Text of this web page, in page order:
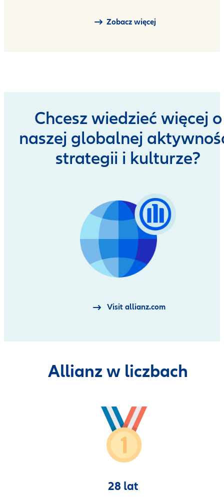
Zobacz więcej
Chcesz wiedzieć więcej o
naszej globalnej
strategii i kulturze?
Visit allianz.com
Allianz w liczbach
28 lat